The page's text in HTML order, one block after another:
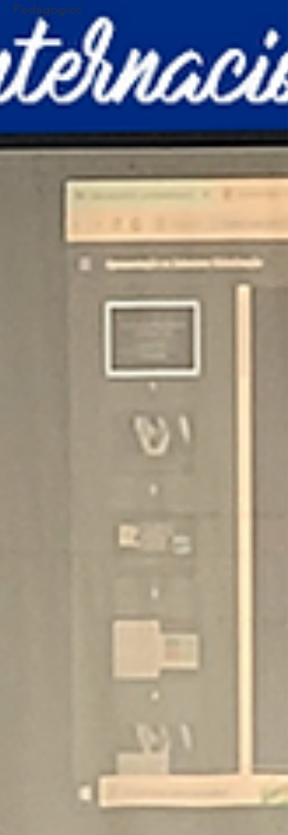
Pedagógico